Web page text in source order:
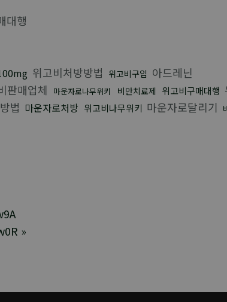
대행
위고비처방방법 위고비구입 아드레닌
판매업체 마운자로나무위키 비만치료제 위고비구매대행
법 마운자로처방 위고비나무위키 마운자로달리기
»